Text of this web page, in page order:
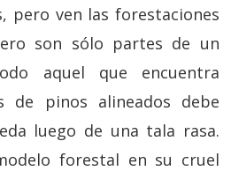
pero ven las forestaciones
son sólo partes de un
aquel que encuentra
de pinos alineados debe
luego de una tala rasa.
forestal en su cruel